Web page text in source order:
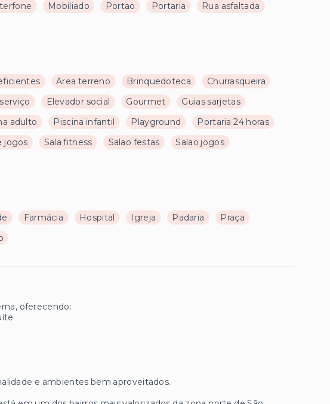
Mobiliado Portao Portaria
Rua asfaltada
Area terreno Brinquedoteca
Churrasqueira
Elevador social Gourmet
Guias sarjetas
adulto Piscina infantil Playground
Portaria 24 horas
jogos Sala fitness Salao festas
Salao jogos
Farmácia Hospital Igreja Padaria
Praça
oferecendo:
e ambientes bem aproveitados.